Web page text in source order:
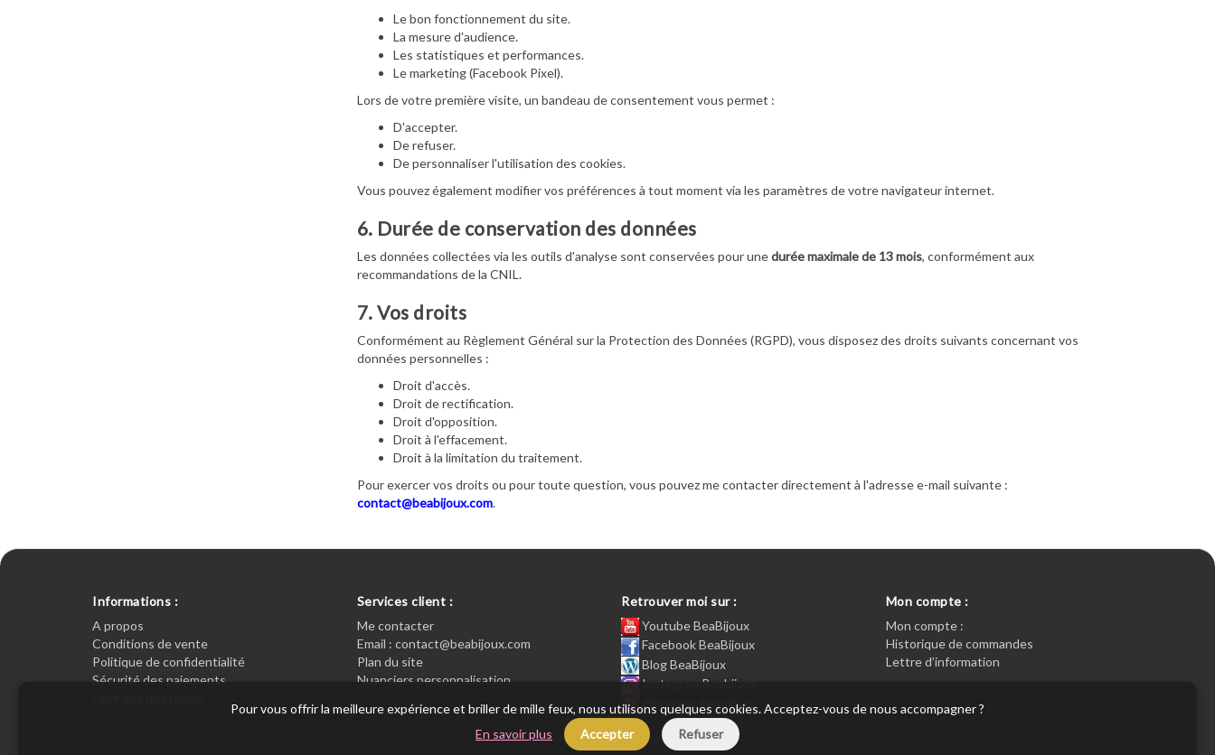
Le bon fonctionnement du site.
La mesure d'audience.
Les statistiques et performances.
Le marketing (Facebook Pixel).
Lors de votre première visite, un bandeau de consentement vous permet :
D'accepter.
De refuser.
De personnaliser l'utilisation des cookies.
Vous pouvez également modifier vos préférences à tout moment via les paramètres de votre navigateur internet.
6. Durée de conservation des données
Les données collectées via les outils d'analyse sont conservées pour unedurée maximale de 13 mois, conformément aux
recommandations de la CNIL.
7. Vos droits
Conformément au Règlement Général sur la Protection des Données (RGPD), vous disposez des droits suivants concernant vos
données personnelles :
Droit d'accès.
Droit de rectification.
Droit d'opposition.
Droit à l'effacement.
Droit à la limitation du traitement.
Pour exercer vos droits ou pour toute question, vous pouvez me contacter directement à l'adresse e-mail suivante :
contact@beabijoux.com.
Informations :
A propos
Conditions de vente
Politique de confidentialité
Sécurité des paiements
Services client :
Me contacter
Email : contact@beabijoux.com
Plan du site
Nuanciers personnalisation
Retrouver moi sur :
Youtube BeaBijoux
Facebook BeaBijoux
Blog BeaBijoux
Instagram Beabijoux
Pinterest Beabijoux
Mon compte :
Mon compte :
Historique de commandes
Lettre d’information
Pour vous offrir la meilleure expérience et briller de mille feux, nous utilisons quelques cookies. Acceptez-vous de nous accompagner ?
En savoir plus
Accepter Refuser